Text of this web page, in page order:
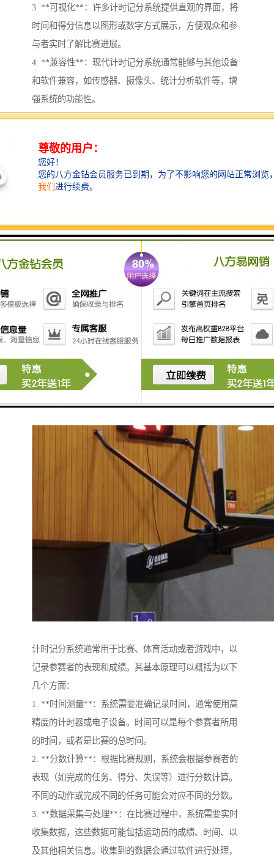
3. **可视化**：许多计时记分系统提供直观的界面，将
时间和得分信息以图形或数字方式展示，方便观众和参
与者实时了解比赛进展。
4. **兼容性**：现代计时记分系统通常能够与其他设备
和软件兼容，如传感器、摄像头、统计分析软件等，增
强系统的功能性。
5. **多功能性**：除了基本的计时和记分功能，许多系
至允许自定义设置。
6. **数据存储和分析**：系统能够记录比赛的历史数
据，便于后期的分析和回顾，包括参与者的表现、平均
7. **便捷性**：用户界面设计通常较为友好，操作简
8. **适用范围广**：计时记分系统适用于多种场合，如
体育比赛、电子游戏、测试评估等，具有广泛的应用前
景。
用，提高了比赛的组织效率和观赏体验。
计时记分系统通常用于比赛、体育活动或者游戏中，以
记录参赛者的表现和成绩。其基本原理可以概括为以下
几个方面：
1. **时间测量**：系统需要准确记录时间，通常使用高
精度的计时器或电子设备。时间可以是每个参赛者所用
的时间，或者是比赛的总时间。
2. **分数计算**：根据比赛规则，系统会根据参赛者的
表现（如完成的任务、得分、失误等）进行分数计算。
不同的动作或完成不同的任务可能会对应不同的分数。
3. **数据采集与处理**：在比赛过程中，系统需要实时
收集数据，这些数据可能包括运动员的成绩、时间、以
及其他相关信息。收集到的数据会通过软件进行处理，